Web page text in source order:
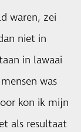
waren, zei
niet in
in lawaai
was
kon ik mijn
als resultaat